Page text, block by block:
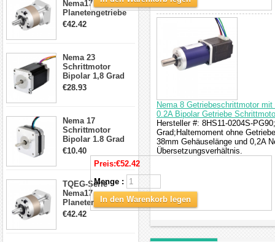
Nema17
Planetengetriebe
5:1 Spiel 15Arc-
€42.42
Nema 23
Schrittmotor
Bipolar 1,8 Grad
2,83Nm 4 A 2,26V
€28.93
Nema 17
Schrittmotor
Bipolar 1.8 Grad
8.7Ncm 1A 3.5V 4
Draden Hybrid-
Schrittmotor
€10.40
TQEG-Serie
Nema17
Planetengetriebe
10:1 Spiel 15Arc-
€42.42
Nema 8 Getriebeschrittmotor
0.2A Bipolar Getriebe
Hersteller #: 8HS11-0204S-
Grad;Haltemoment ohne
38mm Gehäuselänge und 0,2A
Übersetzungsverhältnis.
Preis:€52.42
Menge :
In den Warenkorb legen